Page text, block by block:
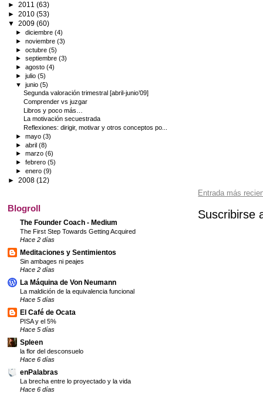
Entrada más
Suscribirse
► 2011 (63)
► 2010 (53)
▼ 2009 (60)
►diciembre(4)
►noviembre(3)
►octubre(5)
►septiembre(3)
►agosto(4)
►julio(5)
▼junio(5)
Segunda valoración trimestral [abril-junio’09]
Comprender vs juzgar
Libros y poco más…
La motivación secuestrada
Reflexiones: dirigir, motivar y otros conceptos po...
►mayo(3)
►abril(8)
►marzo(6)
►febrero(5)
►enero(9)
► 2008 (12)
Blogroll
The Founder Coach - Medium
The First Step Towards Getting Acquired
Hace 2 días
Meditaciones y Sentimientos
Sin ambages ni peajes
Hace 2 días
La Máquina de Von Neumann
La maldición de la equivalencia funcional
Hace 5 días
El Café de Ocata
PISA y el 5%
Hace 5 días
Spleen
la flor del desconsuelo
Hace 6 días
enPalabras
La brecha entre lo proyectado y la vida
Hace 6 días